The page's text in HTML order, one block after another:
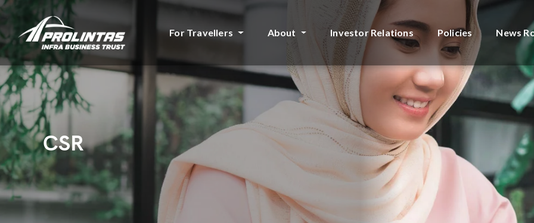
For Travellers About Investor Relations Policies News
CSR